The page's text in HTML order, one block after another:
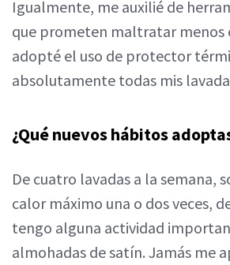
Igualmente, me auxilié de
que prometen maltratar menos
adopté el uso de protector
absolutamente todas mis
¿Qué nuevos hábitos
De cuatro lavadas a la semana,
calor máximo una o dos veces,
tengo alguna actividad
almohadas de satín. Jamás me